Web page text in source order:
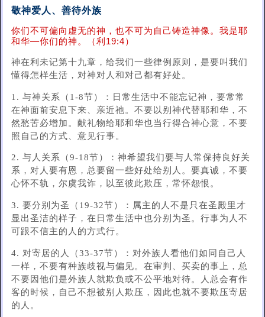
敬神爱人、善待外族
你们不可偏向虚无的神，也不可为自己铸造神像。我是耶
和华—你们的神。（利19:4）
神在利未记第十九章，给我们一些律例原则，是要叫我们
懂得怎样生活，对神对人和对己都有好处。
1. 与神关系（1-8节）：日常生活中不能忘记神，要常常
在神面前安息下来、亲近祂。不要以别神代替耶和华，不
然愁苦必增加。献礼物给耶和华也当行得合神心意，不要
照自己的方式、意见行事。
2. 与人关系（9-18节）：神希望我们要与人常保持良好关
系，对人要有恩，总要留一些好处给别人。要真诚，不要
心怀不轨，尔虞我诈，以至彼此欺压，常怀怨恨。
3. 要分别为圣（19-32节）：属主的人不是只在圣殿里才
显出圣洁的样子，在日常生活中也分别为圣。行事为人不
可跟不信主的人的方式行。
4. 对寄居的人（33-37节）：对外族人看他们如同自己人
一样，不要有种族歧视与偏见。在审判、买卖的事上，总
不要因他们是外族人就欺负或不公平地对待。人总会有作
客的时候，自己不想被别人欺压，因此也就不要欺压寄居
的人。